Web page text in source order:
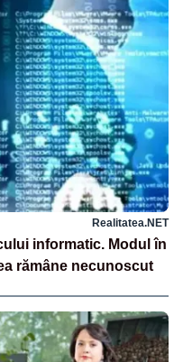
Realitatea.NET
informatic. Modul în
rămâne necunoscut